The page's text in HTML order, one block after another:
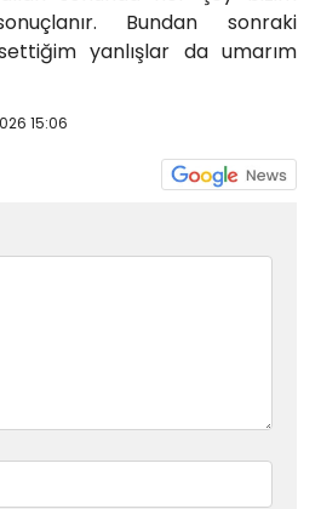
Bundan sonraki
yanlışlar da umarım
15:06